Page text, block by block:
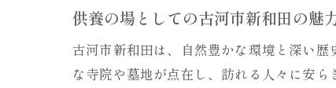
供養の場としての古河市新和田の魅
古河市新和田は、自然豊かな環境と深い
な寺院や墓地が点在し、訪れる人々に安